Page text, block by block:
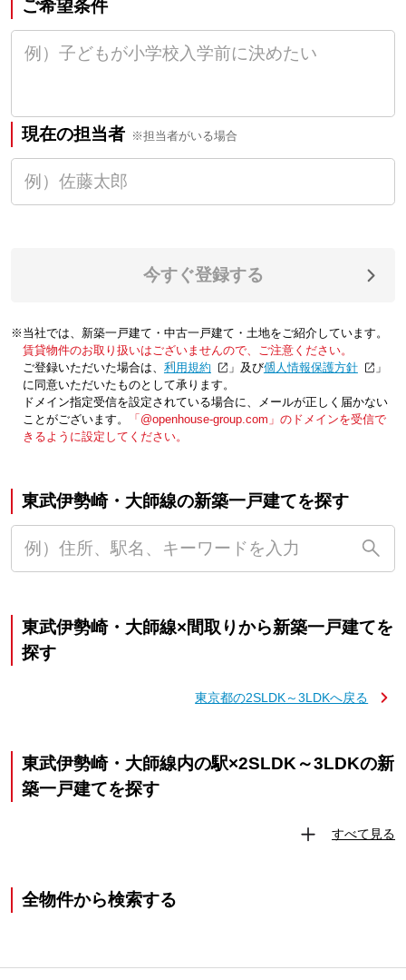
ご希望条件
現在の担当者 ※担当者がいる場合
今すぐ登録する
※当社では、新築一戸建て・中古一戸建て・土地をご紹介しています。
賃貸物件のお取り扱いはございませんので、ご注意ください。
ご登録いただいた場合は、「利用規約 」及び「個人情報保護方針
」
に同意いただいたものとして承ります。
ドメイン指定受信を設定されている場合に、メールが正しく届かない
ことがございます。
「@openhouse-group.com」のドメインを受信で
きるように設定してください。
東武伊勢崎・大師線の新築一戸建てを探す
東武伊勢崎・大師線×間取りから新築一戸建てを
探す
東京都の2SLDK～3LDKへ戻る
東武伊勢崎・大師線内の駅×2SLDK～3LDKの新
築一戸建てを探す
すべて見る
全物件から検索する